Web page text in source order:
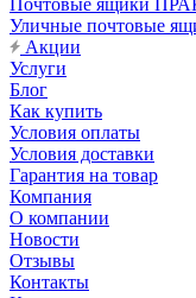
Почтовые ящики
Уличные почтовые
Акции
Услуги
Блог
Как купить
Условия оплаты
Условия доставки
Гарантия на товар
Компания
О компании
Новости
Отзывы
Контакты